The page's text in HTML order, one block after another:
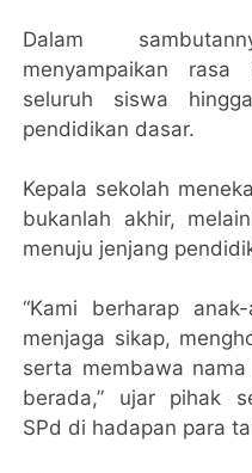
Dalam
menyampaikan rasa
seluruh siswa
pendidikan dasar.
Kepala sekolah
bukanlah akhir,
menuju jenjang
“Kami berharap
menjaga sikap,
serta membawa
berada,” ujar pihak
SPd di hadapan para